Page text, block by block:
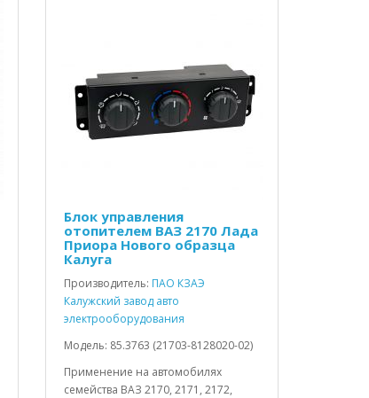
Блок управления
отопителем ВАЗ 2170 Лада
Приора Нового образца
Калуга
Производитель: ПАО КЗАЭ
Калужский завод авто
электрооборудования
Модель: 85.3763 (21703-8128020-02)
Применение на автомобилях
семейства ВАЗ 2170, 2171, 2172,